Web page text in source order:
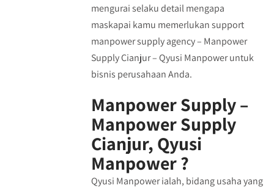
mengurai selaku detail mengapa
maskapai kamu memerlukan support
manpower supply agency – Manpower
Supply Cianjur – Qyusi Manpower untuk
bisnis perusahaan Anda.
Manpower Supply –
Manpower Supply
Cianjur, Qyusi
Manpower ?
Qyusi Manpower ialah, bidang usaha yang